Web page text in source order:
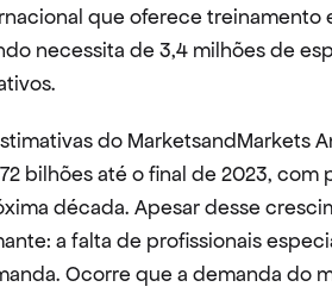
que oferece treinamento
necessita de 3,4 milhões de
do MarketsandMarkets
bilhões até o final de 2023,
década. Apesar desse
a falta de profissionais
Ocorre que a demanda do